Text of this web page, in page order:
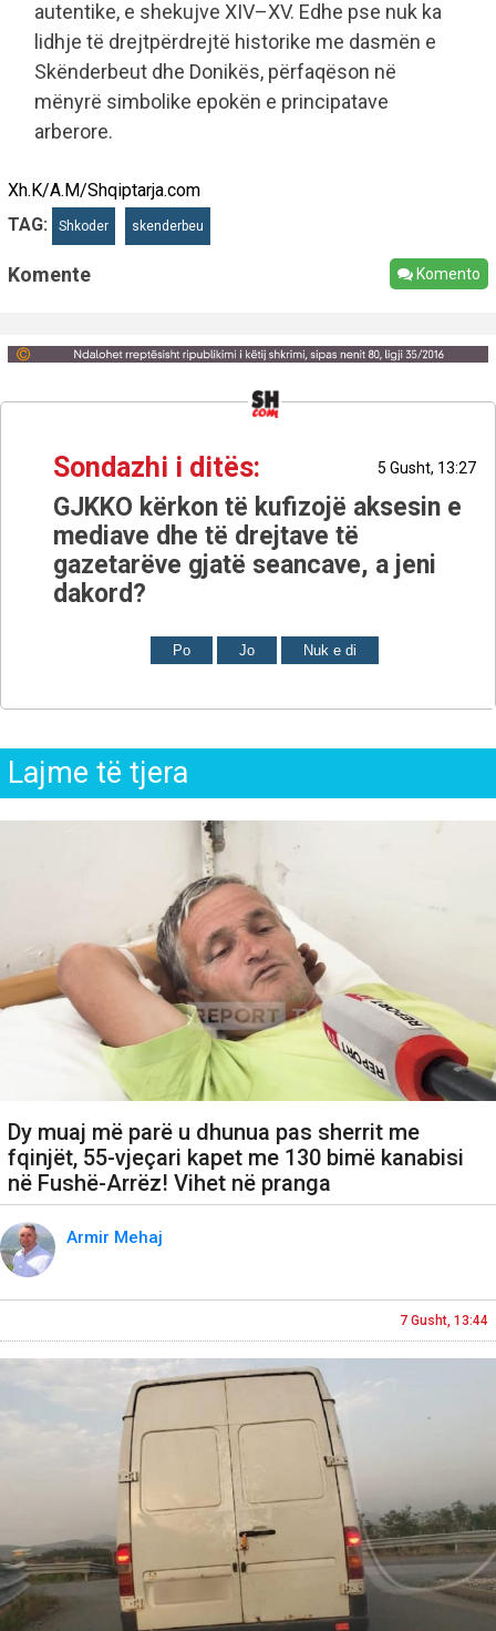
autentike, e shekujve XIV–XV. Edhe pse nuk ka
lidhje të drejtpërdrejtë historike me dasmën e
Skënderbeut dhe Donikës, përfaqëson në
mënyrë simbolike epokën e principatave
arberore.
Xh.K/A.M/Shqiptarja.com
TAG:
Shkoder skenderbeu
Komente Komento
Sondazhi i ditës: 5 Gusht, 13:27
GJKKO kërkon të kufizojë aksesin e
mediave dhe të drejtave të
gazetarëve gjatë seancave, a jeni
dakord?
Po Jo Nuk e di
Lajme të tjera
Dy muaj më parë u dhunua pas sherrit me
fqinjët, 55-vjeçari kapet me 130 bimë kanabisi
në Fushë-Arrëz! Vihet në pranga
Armir Mehaj
7 Gusht, 13:44